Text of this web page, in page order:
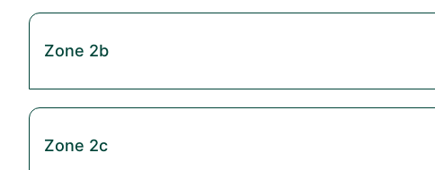
Zone 2b
Zone 2c